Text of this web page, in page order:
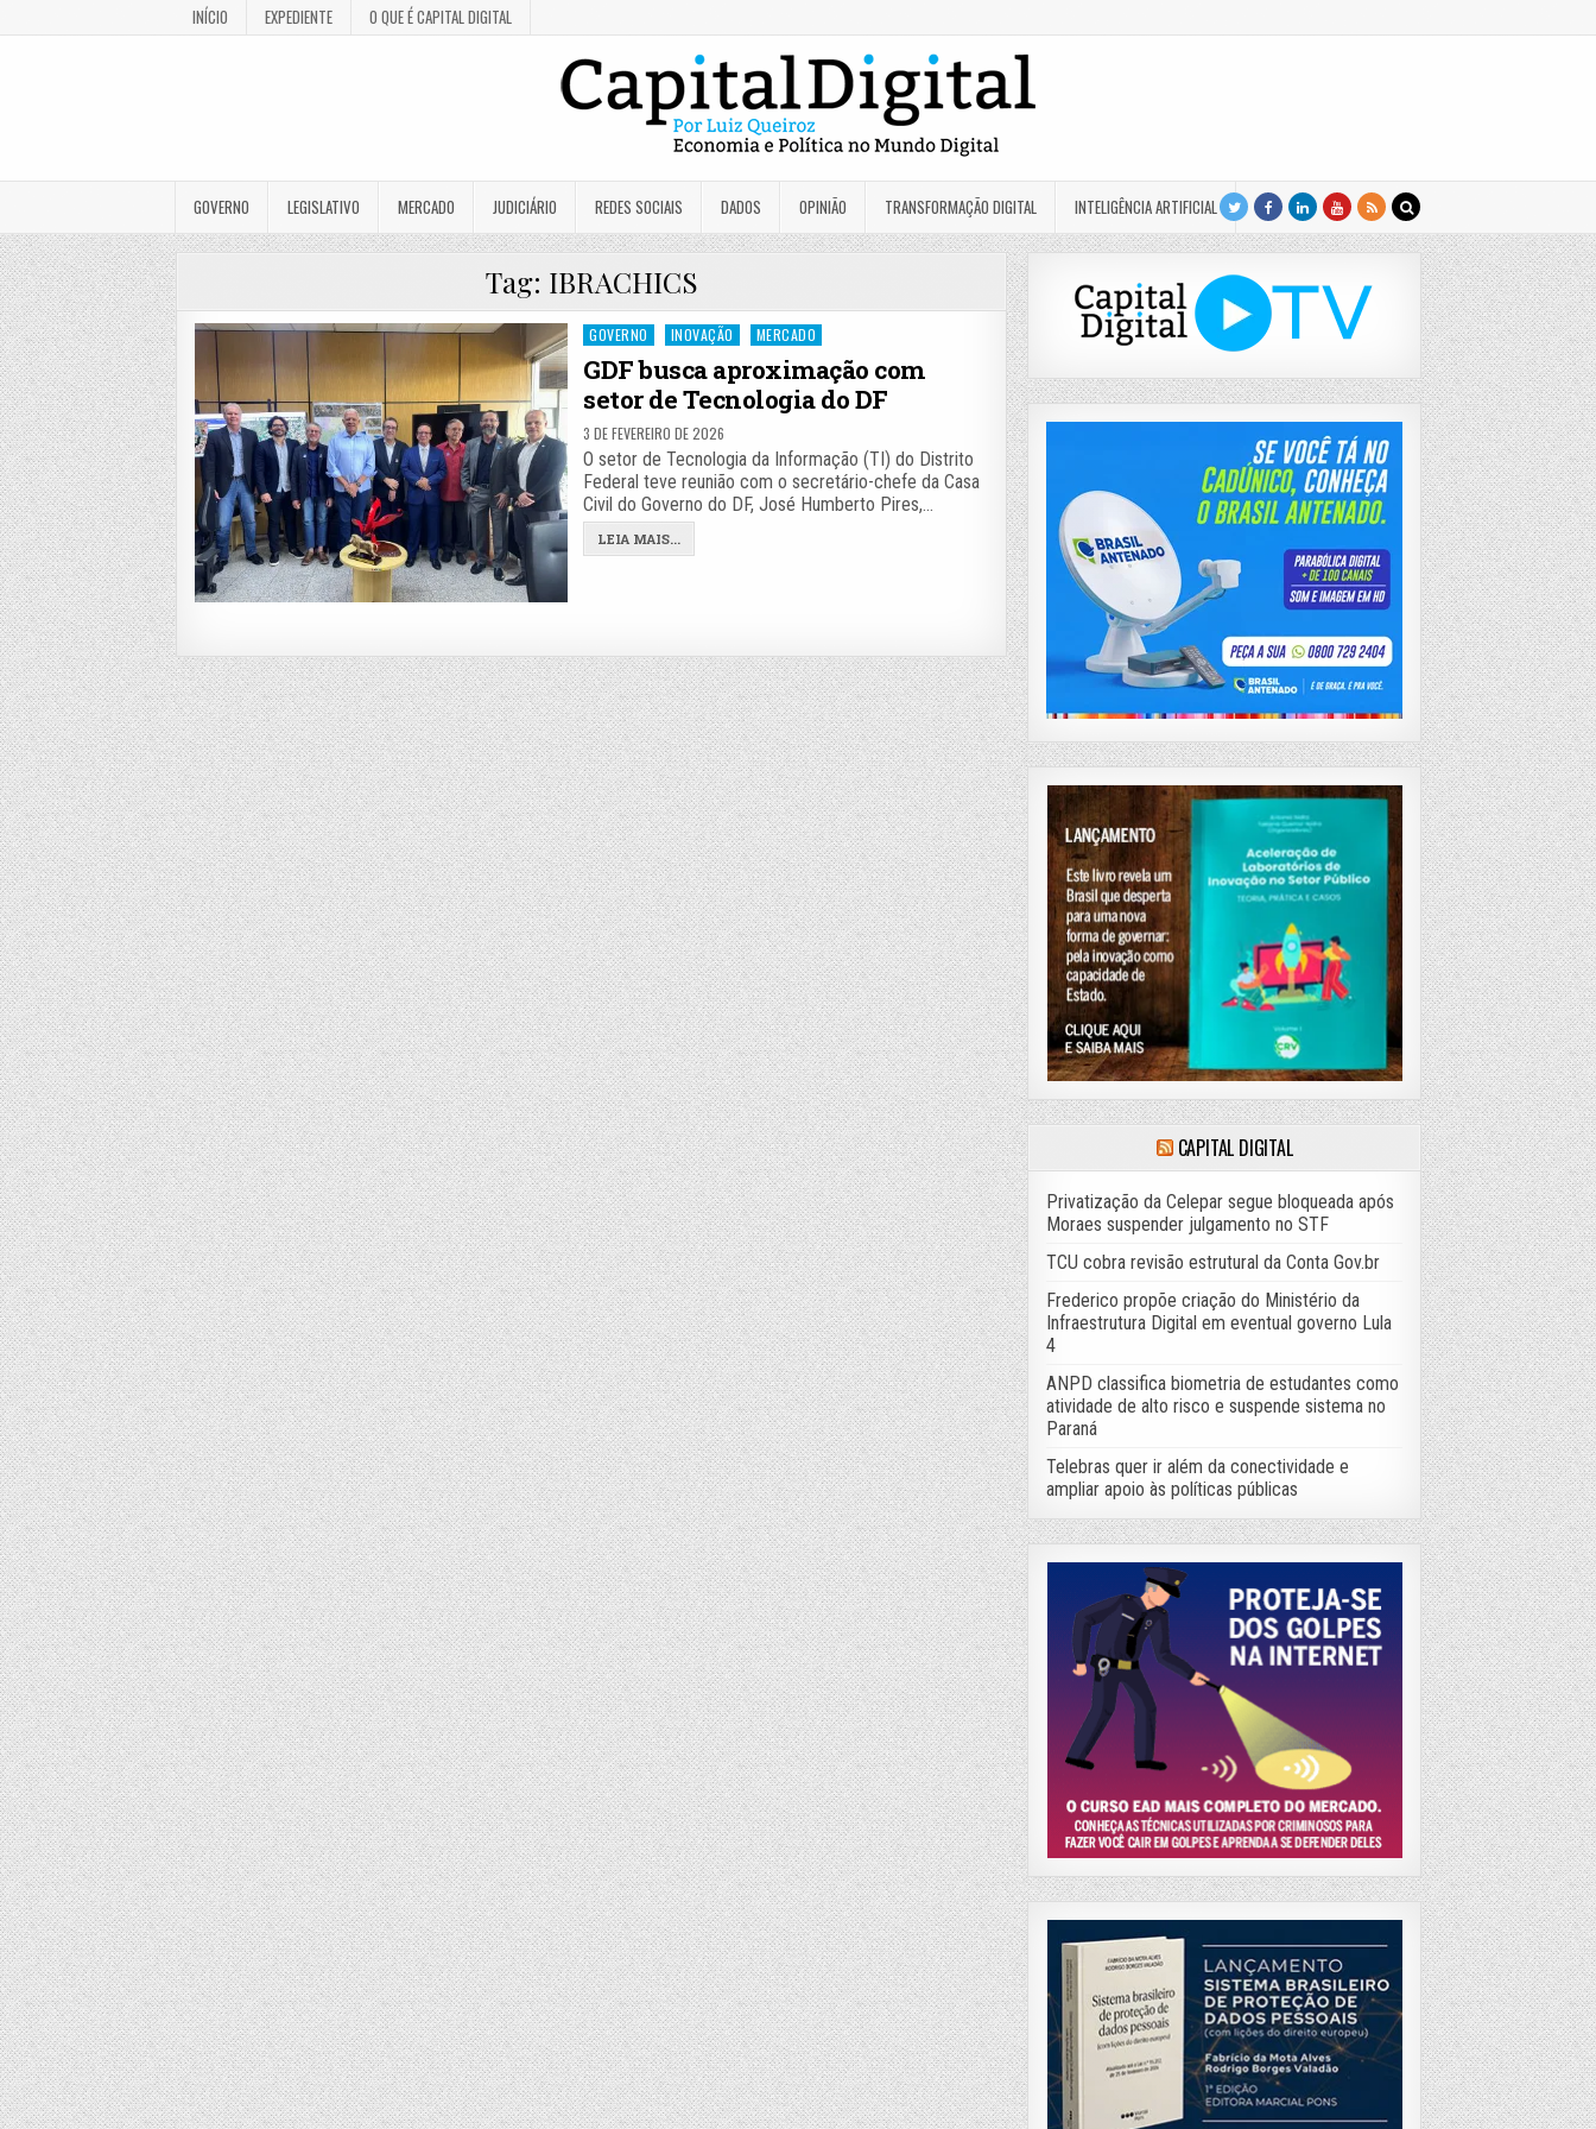
INÍCIO EXPEDIENTE O QUE É CAPITAL DIGITAL
GOVERNO LEGISLATIVO MERCADO JUDICIÁRIO REDES SOCIAIS DADOS OPINIÃO TRANSFORMAÇÃO DIGITAL INTELIGÊNCIA ARTIFICIAL
Tag: IBRACHICS
Posted
in
GOVERNO INOVAÇÃO MERCADO
GDF busca aproximação com
setor de Tecnologia do DF
3 DE FEVEREIRO DE 2026
O setor de Tecnologia da Informação (TI) do Distrito
Federal teve reunião com o secretário-chefe da Casa
Civil do Governo do DF, José Humberto Pires,…
LEIA MAIS...
CAPITAL DIGITAL
Privatização da Celepar segue bloqueada após
Moraes suspender julgamento no STF
TCU cobra revisão estrutural da Conta Gov.br
Frederico propõe criação do Ministério da
Infraestrutura Digital em eventual governo Lula
4
ANPD classifica biometria de estudantes como
atividade de alto risco e suspende sistema no
Paraná
Telebras quer ir além da conectividade e
ampliar apoio às políticas públicas